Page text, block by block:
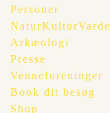
Personer
NaturKulturVarde
Arkæologi
Presse
Venneforeninger
Book dit besøg
Shop